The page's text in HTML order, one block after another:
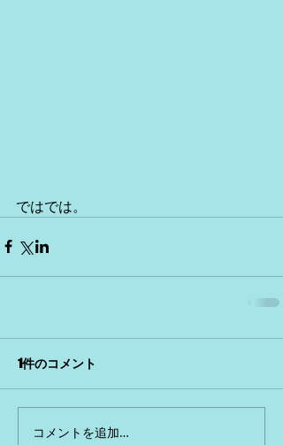
ではでは。
1件のコメント
コメントを追加…